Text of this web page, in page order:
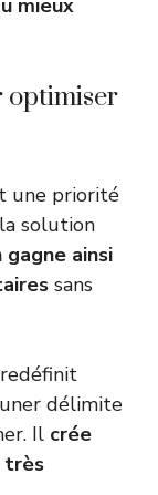
mieux
optimiser
une priorité
solution
gagne ainsi
sans
délimite
Il crée
très